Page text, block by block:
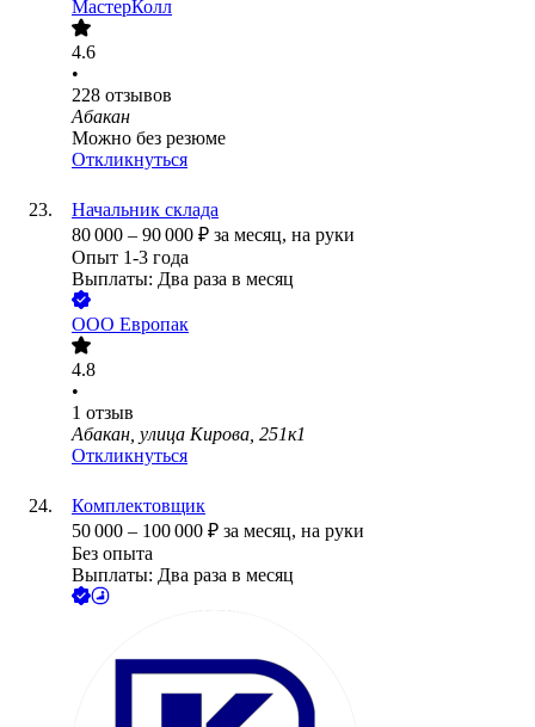
МастерКолл
4.6
•
228 отзывов
Абакан
Можно без резюме
Откликнуться
Начальник склада
80 000 – 90 000 ₽ за месяц, на руки
Опыт 1-3 года
Выплаты: Два раза в месяц
ООО Европак
4.8
•
1 отзыв
Абакан, улица Кирова, 251к1
Откликнуться
Комплектовщик
50 000 – 100 000 ₽ за месяц, на руки
Без опыта
Выплаты: Два раза в месяц